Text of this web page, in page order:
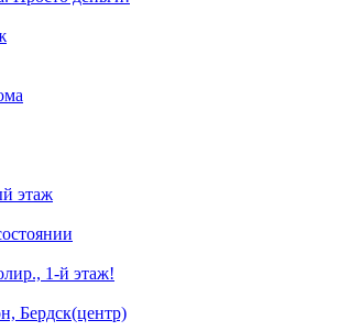
этаж
1-й этаж!
Бердск(центр)